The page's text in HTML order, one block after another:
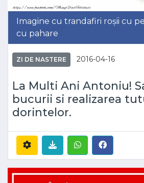
Imagine cu trandafiri roșii cu
cu pahare
ZI DE NASTERE 2016-04-16
La Multi Ani Antoniu!
bucurii si realizarea
dorintelor.